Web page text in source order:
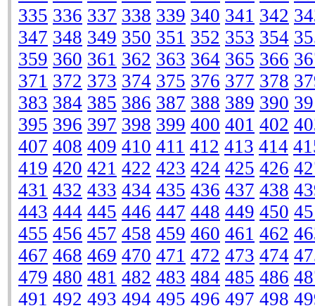
335 336 337 338 339 340 341 342
347 348 349 350 351 352 353 354
359 360 361 362 363 364 365 366
371 372 373 374 375 376 377 378
383 384 385 386 387 388 389 390
395 396 397 398 399 400 401 402
407 408 409 410 411 412 413 414
419 420 421 422 423 424 425 426
431 432 433 434 435 436 437 438
443 444 445 446 447 448 449 450
455 456 457 458 459 460 461 462
467 468 469 470 471 472 473 474
479 480 481 482 483 484 485 486
491 492 493 494 495 496 497 498